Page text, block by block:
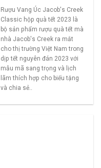
Rượu Vang Úc Jacob's Creek
Classic hộp quà tết 2023 là
bộ sản phẩm rượu quà tết mà
nhà Jacob's Creek ra mắt
cho thị trường Việt Nam trong
dịp tết nguyên đán 2023 với
mẫu mã sang trọng và lịch
lãm thích hợp cho biếu tặng
và chia sẻ..